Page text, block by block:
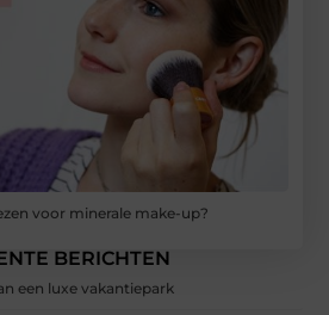
voor minerale make-up?
BERICHTEN
een luxe vakantiepark